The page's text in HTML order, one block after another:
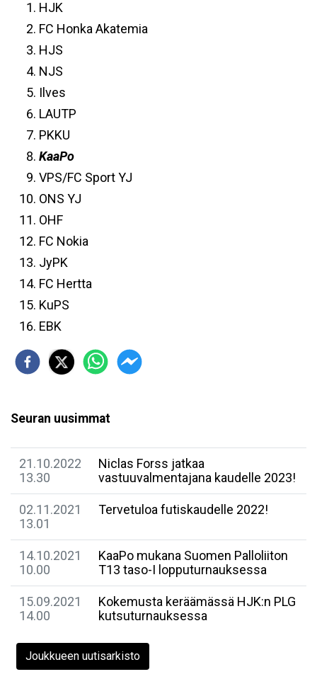
HJK
FC Honka Akatemia
HJS
NJS
Ilves
LAUTP
PKKU
KaaPo
VPS/FC Sport YJ
ONS YJ
OHF
FC Nokia
JyPK
FC Hertta
KuPS
EBK
Seuran uusimmat
21.10.2022
13.30
Niclas Forss jatkaa
vastuuvalmentajana kaudelle 2023!
02.11.2021
13.01
Tervetuloa futiskaudelle 2022!
14.10.2021
10.00
KaaPo mukana Suomen Palloliiton
T13 taso-I lopputurnauksessa
15.09.2021
14.00
Kokemusta keräämässä HJK:n PLG
kutsuturnauksessa
Joukkueen uutisarkisto